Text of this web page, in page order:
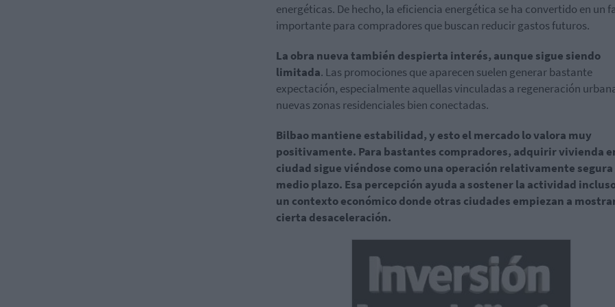
energéticas. De hecho, la eficiencia energética se ha convertido en un
importante para compradores que buscan reducir gastos futuros.
La obra nueva también despierta interés, aunque sigue siendo
limitada. Las promociones que aparecen suelen generar bastante
expectación, especialmente aquellas vinculadas a regeneración
nuevas zonas residenciales bien conectadas.
Bilbao mantiene estabilidad, y esto el mercado lo valora muy
positivamente. Para bastantes compradores, adquirir vivienda
ciudad sigue viéndose como una operación relativamente segura
medio plazo. Esa percepción ayuda a sostener la actividad
un contexto económico donde otras ciudades empiezan a
cierta desaceleración.